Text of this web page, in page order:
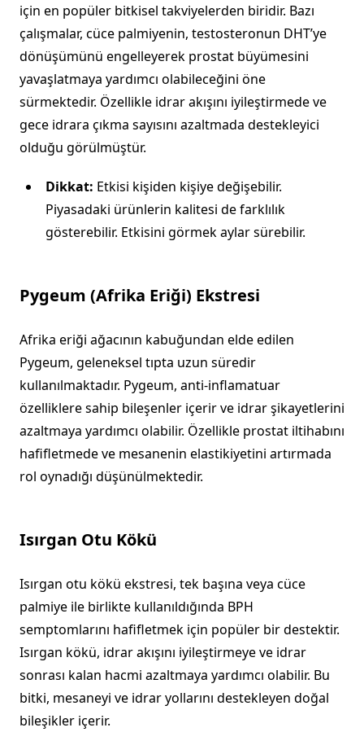
için en popüler bitkisel takviyelerden biridir. Bazı
çalışmalar, cüce palmiyenin, testosteronun DHT’ye
dönüşümünü engelleyerek prostat büyümesini
yavaşlatmaya yardımcı olabileceğini öne
sürmektedir. Özellikle idrar akışını iyileştirmede ve
gece idrara çıkma sayısını azaltmada destekleyici
olduğu görülmüştür.
Dikkat: Etkisi kişiden kişiye değişebilir.
Piyasadaki ürünlerin kalitesi de farklılık
gösterebilir. Etkisini görmek aylar sürebilir.
Pygeum (Afrika Eriği) Ekstresi
Afrika eriği ağacının kabuğundan elde edilen
Pygeum, geleneksel tıpta uzun süredir
kullanılmaktadır. Pygeum, anti-inflamatuar
özelliklere sahip bileşenler içerir ve idrar şikayetlerini
azaltmaya yardımcı olabilir. Özellikle prostat iltihabını
hafifletmede ve mesanenin elastikiyetini artırmada
rol oynadığı düşünülmektedir.
Isırgan Otu Kökü
Isırgan otu kökü ekstresi, tek başına veya cüce
palmiye ile birlikte kullanıldığında BPH
semptomlarını hafifletmek için popüler bir destektir.
Isırgan kökü, idrar akışını iyileştirmeye ve idrar
sonrası kalan hacmi azaltmaya yardımcı olabilir. Bu
bitki, mesaneyi ve idrar yollarını destekleyen doğal
bileşikler içerir.